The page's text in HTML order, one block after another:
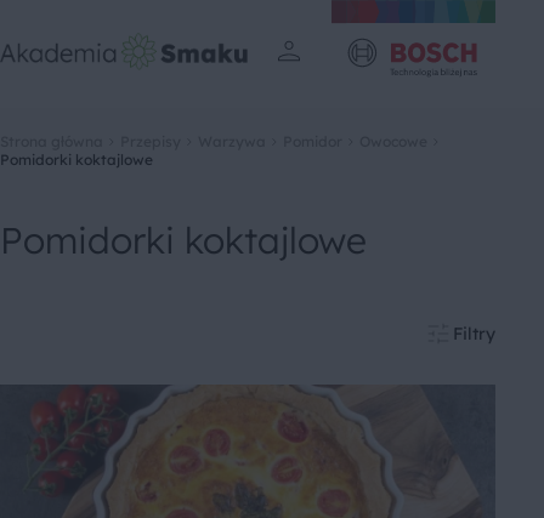
Pomidorki koktajlowe
Pomidorki koktajlowe
Filtry